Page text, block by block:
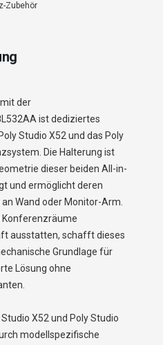
Zubehör
der
ist dediziertes
Studio X52 und das Poly
Die Halterung ist
dieser beiden All-in-
und ermöglicht deren
Wand oder Monitor-Arm.
Konferenzräume
ausstatten, schafft dieses
Grundlage für
Lösung ohne
X52 und Poly Studio
modellspezifische